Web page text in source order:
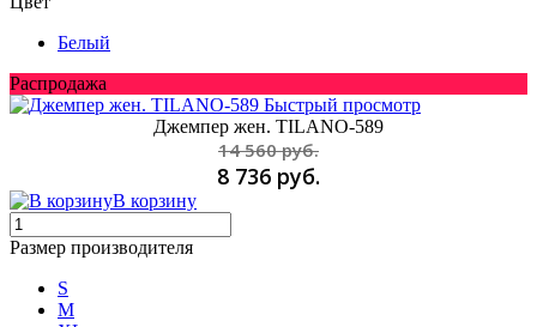
Белый
Распродажа
Быстрый просмотр
Джемпер жен. TILANO-589
14 560 руб.
8 736 руб.
В корзину
Размер производителя
S
M